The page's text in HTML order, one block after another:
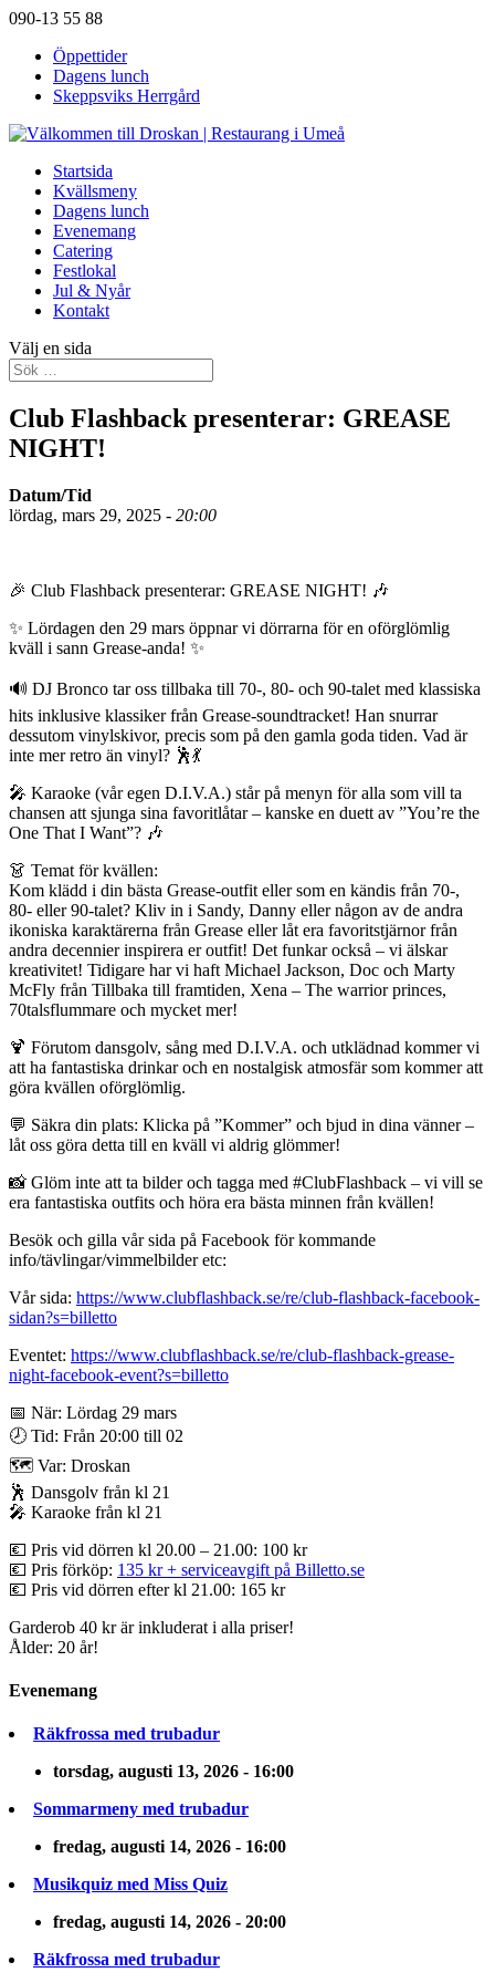
090-13 55 88
Öppettider
Dagens lunch
Skeppsviks Herrgård
Startsida
Kvällsmeny
Dagens lunch
Evenemang
Catering
Festlokal
Jul & Nyår
Kontakt
Välj en sida
Club Flashback presenterar: GREASE
NIGHT!
Datum/Tid
lördag, mars 29, 2025 - 20:00
🎉 Club Flashback presenterar: GREASE NIGHT! 🎶
✨ Lördagen den 29 mars öppnar vi dörrarna för en oförglömlig
kväll i sann Grease-anda! ✨
🔊 DJ Bronco tar oss tillbaka till 70-, 80- och 90-talet med klassiska
hits inklusive klassiker från Grease-soundtracket! Han snurrar
dessutom vinylskivor, precis som på den gamla goda tiden. Vad är
inte mer retro än vinyl? 🕺💃
🎤 Karaoke (vår egen D.I.V.A.) står på menyn för alla som vill ta
chansen att sjunga sina favoritlåtar – kanske en duett av ”You’re the
One That I Want”? 🎶
👗 Temat för kvällen:
Kom klädd i din bästa Grease-outfit eller som en kändis från 70-,
80- eller 90-talet? Kliv in i Sandy, Danny eller någon av de andra
ikoniska karaktärerna från Grease eller låt era favoritstjärnor från
andra decennier inspirera er outfit! Det funkar också – vi älskar
kreativitet! Tidigare har vi haft Michael Jackson, Doc och Marty
McFly från Tillbaka till framtiden, Xena – The warrior princes,
70talsflummare och mycket mer!
🍹 Förutom dansgolv, sång med D.I.V.A. och utklädnad kommer vi
att ha fantastiska drinkar och en nostalgisk atmosfär som kommer att
göra kvällen oförglömlig.
💬 Säkra din plats: Klicka på ”Kommer” och bjud in dina vänner –
låt oss göra detta till en kväll vi aldrig glömmer!
📸 Glöm inte att ta bilder och tagga med #ClubFlashback – vi vill se
era fantastiska outfits och höra era bästa minnen från kvällen!
Besök och gilla vår sida på Facebook för kommande
info/tävlingar/vimmelbilder etc:
Vår sida: https://www.clubflashback.se/re/club-flashback-facebook-
sidan?s=billetto
Eventet: https://www.clubflashback.se/re/club-flashback-grease-
night-facebook-event?s=billetto
📅 När: Lördag 29 mars
🕗 Tid: Från 20:00 till 02
🗺️ Var: Droskan
🕺 Dansgolv från kl 21
🎤 Karaoke från kl 21
💶 Pris vid dörren kl 20.00 – 21.00: 100 kr
💶 Pris förköp: 135 kr + serviceavgift på Billetto.se
💶 Pris vid dörren efter kl 21.00: 165 kr
Garderob 40 kr är inkluderat i alla priser!
Ålder: 20 år!
Evenemang
Räkfrossa med trubadur
torsdag, augusti 13, 2026 - 16:00
Sommarmeny med trubadur
fredag, augusti 14, 2026 - 16:00
Musikquiz med Miss Quiz
fredag, augusti 14, 2026 - 20:00
Räkfrossa med trubadur